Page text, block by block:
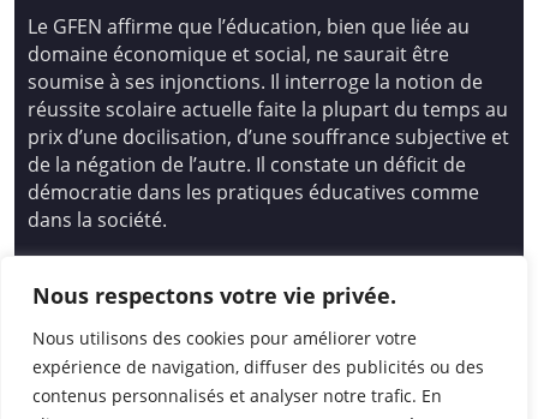
Nous respectons votre vie privée.
Nous utilisons des cookies pour améliorer votre
expérience de navigation, diffuser des publicités ou des
contenus personnalisés et analyser notre trafic. En
Le GFEN affirme que l’éducation, bien que liée au
domaine économique et social, ne saurait être
soumise à ses injonctions. Il interroge la notion de
réussite scolaire actuelle faite la plupart du temps au
prix d’une docilisation, d’une souffrance subjective et
de la négation de l’autre. Il constate un déficit de
démocratie dans les pratiques éducatives comme
dans la société.
Nouvelle
14 avenue Spinoza 94200 Ivry Sur Seine
01 46 72 53 17 – gfen@gfen.asso.fr